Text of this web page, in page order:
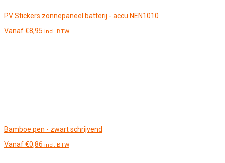
PV Stickers zonnepaneel batterij - accu NEN1010
Vanaf€8,95 incl. BTW
Bamboe pen - zwart schrijvend
Vanaf€0,86 incl. BTW